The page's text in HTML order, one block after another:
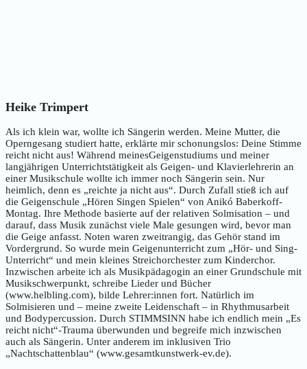
Heike Trimpert
Als ich klein war, wollte ich Sängerin werden. Meine Mutter, die
Operngesang studiert hatte, erklärte mir schonungslos: Deine Stimme
reicht nicht aus! Während meinesGeigenstudiums und meiner
langjährigen Unterrichtstätigkeit als Geigen- und Klavierlehrerin an
einer Musikschule wollte ich immer noch Sängerin sein. Nur
heimlich, denn es „reichte ja nicht aus“. Durch Zufall stieß ich auf
die Geigenschule „Hören Singen Spielen“ von Anikó Baberkoff-
Montag. Ihre Methode basierte auf der relativen Solmisation – und
darauf, dass Musik zunächst viele Male gesungen wird, bevor man
die Geige anfasst. Noten waren zweitrangig, das Gehör stand im
Vordergrund. So wurde mein Geigenunterricht zum „Hör- und Sing-
Unterricht“ und mein kleines Streichorchester zum Kinderchor.
Inzwischen arbeite ich als Musikpädagogin an einer Grundschule mit
Musikschwerpunkt, schreibe Lieder und Bücher
(www.helbling.com), bilde Lehrer:innen fort. Natürlich im
Solmisieren und – meine zweite Leidenschaft – in Rhythmusarbeit
und Bodypercussion. Durch STIMMSINN habe ich endlich mein „Es
reicht nicht“-Trauma überwunden und begreife mich inzwischen
auch als Sängerin. Unter anderem im inklusiven Trio
„Nachtschattenblau“ (www.gesamtkunstwerk-ev.de).